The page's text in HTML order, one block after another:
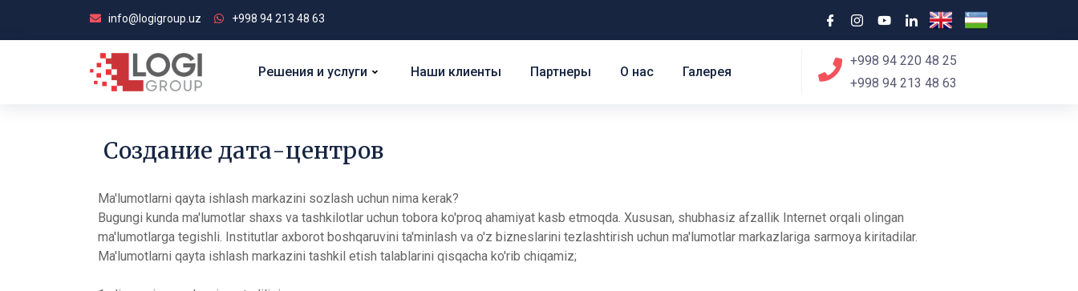
info@logigroup.uz +998 94 213 48 63
Решения и услуги Наши клиенты Партнеры О нас Галерея
+998 94 220 48 25
+998 94 213 48 63
Создание дата-центров
Ma'lumotlarni qayta ishlash markazini sozlash uchun nima kerak?
Bugungi kunda ma'lumotlar shaxs va tashkilotlar uchun tobora ko'proq ahamiyat kasb etmoqda. Xususan, shubhasiz afzallik Internet orqali olingan
ma'lumotlarga tegishli. Institutlar axborot boshqaruvini ta'minlash va o'z bizneslarini tezlashtirish uchun ma'lumotlar markazlariga sarmoya kiritadilar.
Ma'lumotlarni qayta ishlash markazini tashkil etish talablarini qisqacha ko'rib chiqamiz;